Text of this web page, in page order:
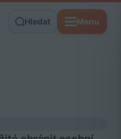
Hledat Menu